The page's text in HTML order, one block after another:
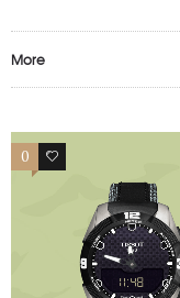
More
0 0